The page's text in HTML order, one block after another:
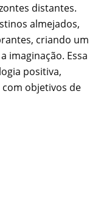
distantes.
almejados,
criando um
imaginação. Essa
positiva,
objetivos de